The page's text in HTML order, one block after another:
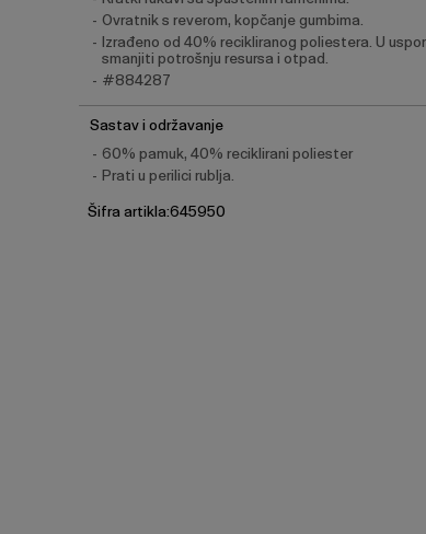
Ovratnik s reverom, kopčanje gumbima.
Izrađeno od 40% recikliranog poliestera. U
smanjiti potrošnju resursa i otpad.
#884287
Sastav i održavanje
60% pamuk, 40% reciklirani poliester
Prati u perilici rublja.
Šifra artikla:645950